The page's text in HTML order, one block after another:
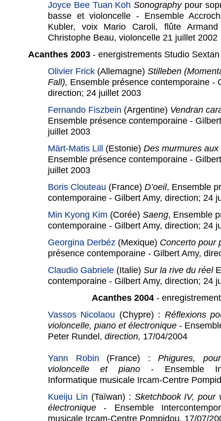
Joyce Bee Tuan Koh Sonography pour
basse et violoncelle - Ensemble
Kubler, voix Mario Caroli, flûte Armand
Christophe Beau, violoncelle 21 juillet 2002
Acanthes 2003 - energistrements Studio Sextan
Olivier Frick (Allemagne) Stilleben
Fall), Ensemble présence contemporaine -
direction; 24 juillet 2003
Fernando Fiszbein (Argentine) Vendran
Ensemble présence contemporaine -
juillet 2003
Märt-Matis Lill (Estonie) Des murmures aux
Ensemble présence contemporaine -
juillet 2003
Boris Clouteau (France) D’oeil, Ensemble
contemporaine - Gilbert Amy, direction; 24
Min Kyong Kim (Corée) Saeng, Ensemble
contemporaine - Gilbert Amy, direction; 24
Georgina Derbéz (Mexique) Concerto pour
présence contemporaine - Gilbert Amy,
Claudio Gabriele (Italie) Sur la rive du réel
contemporaine - Gilbert Amy, direction; 24
Acanthes 2004 -
Vassos Nicolaou (Chypre) : Réflexions
violoncelle, piano et électronique -
Peter Rundel, direction, 17/04/2004
Yann Robin (France) :Phigures,
violoncelle et piano - Ensemble
Informatique musicale Ircam-Centre
Kueiju Lin (Taïwan) : Sketchbook IV, pour
électronique - Ensemble
musicale Ircam-Centre Pompidou, 17/07/